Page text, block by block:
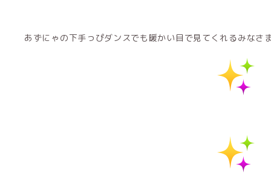
あずにゃの下手っぴダンスでも暖かい目で見てくれるみなさ